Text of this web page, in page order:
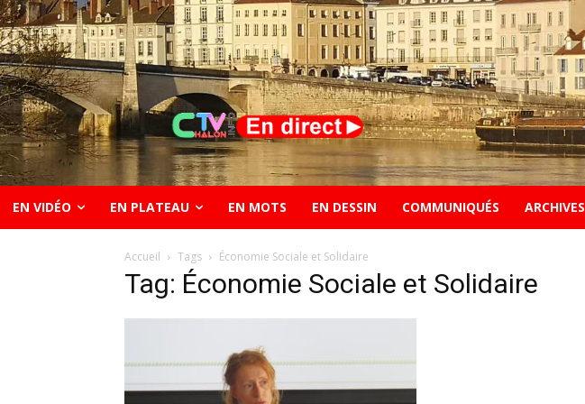
EN VIDÉO EN PLATEAU EN MOTS EN DESSIN COMMUNIQUÉS ARCHIVES
Accueil Tags Économie Sociale et Solidaire
Tag: Économie Sociale et Solidaire